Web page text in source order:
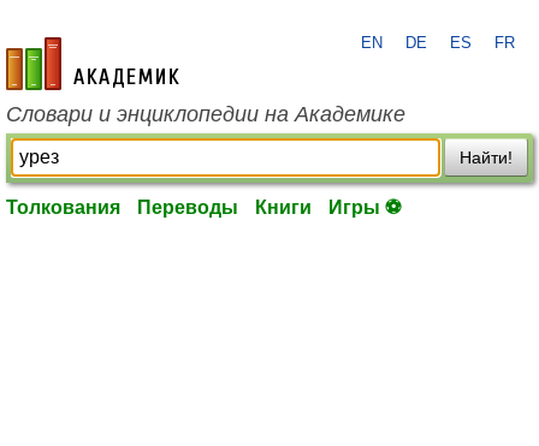
academic.ru
EN DE ES FR
Словари и энциклопедии на Академике
Найти!
Толкования Переводы Книги Игры ⚽